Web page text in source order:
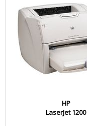
HP
LaserJet 1200